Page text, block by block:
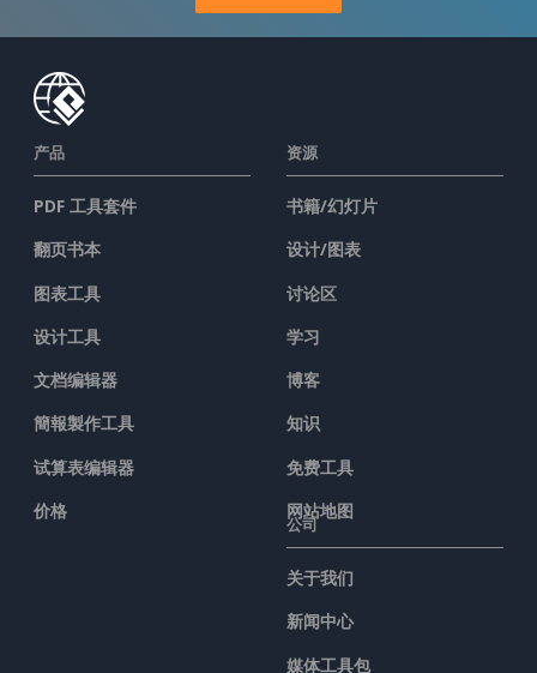
产品
PDF 工具套件
翻页书本
图表工具
设计工具
文档编辑器
簡報製作工具
试算表编辑器
价格
资源
书籍/幻灯片
设计/图表
讨论区
学习
博客
知识
免费工具
网站地图
公司
关于我们
新闻中心
媒体工具包